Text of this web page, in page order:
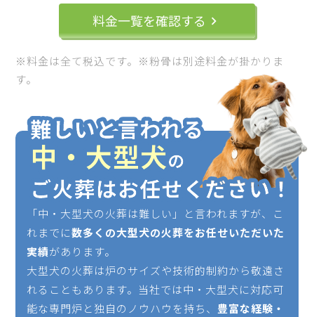
料金一覧を確認する keyboard_arrow_right
※料金は全て税込です。※粉骨は別途料金が掛かりま
す。
「中・大型犬の火葬は難しい」と言われますが、こ
れまでに数多くの大型犬の火葬をお任せいただいた
実績があります。
大型犬の火葬は炉のサイズや技術的制約から敬遠さ
れることもあります。当社では中・大型犬に対応可
能な専門炉と独自のノウハウを持ち、 豊富な経験・